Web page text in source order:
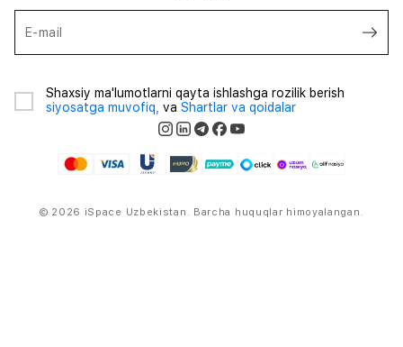
E-mail
Shaxsiy ma'lumotlarni qayta ishlashga rozilik berish
siyosatga muvofiq, va Shartlar va qoidalar
© 2026 iSpace Uzbekistan. Barcha huquqlar himoyalangan.